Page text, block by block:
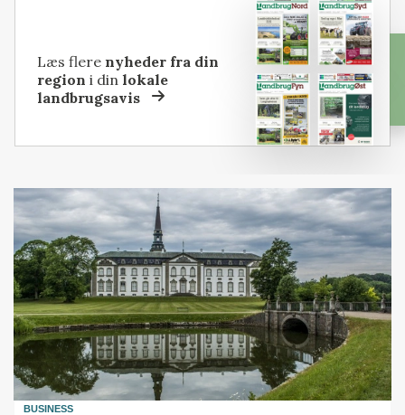
Læs flere nyheder fra din
region i dinlokale
landbrugsavis
BUSINESS